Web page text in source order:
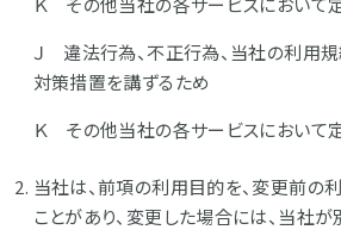
Ｊ 違法行為、不正行為、当社の利用
対策措置を講ずるため
Ｋ その他当社の各サービスにおいて
当社は、前項の利用目的を、変更前
ことがあり、変更した場合には、当社